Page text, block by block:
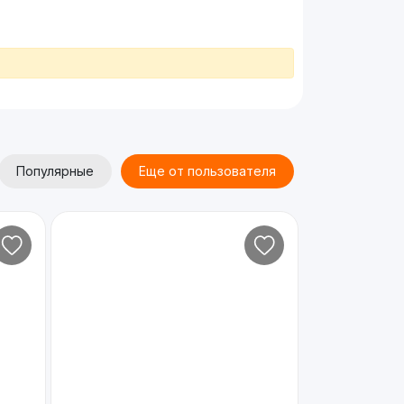
Популярные Еще от пользователя